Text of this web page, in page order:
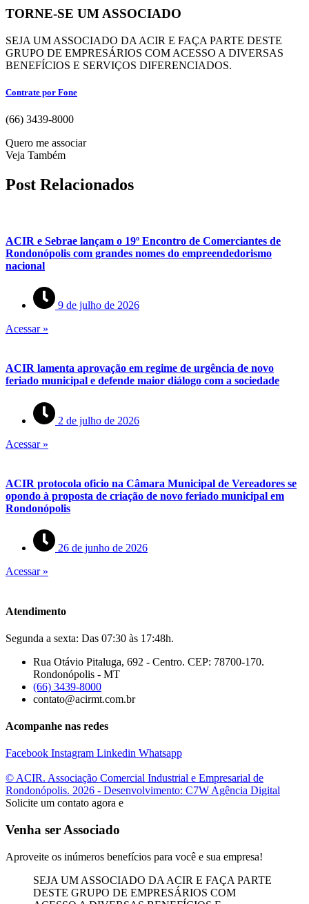
TORNE-SE UM ASSOCIADO
SEJA UM ASSOCIADO DA ACIR E FAÇA PARTE DESTE
GRUPO DE EMPRESÁRIOS COM ACESSO A DIVERSAS
BENEFÍCIOS E SERVIÇOS DIFERENCIADOS.
Contrate por Fone
(66) 3439-8000
Quero me associar
Veja Também
Post Relacionados
ACIR e Sebrae lançam o 19º Encontro de Comerciantes de
Rondonópolis com grandes nomes do empreendedorismo
nacional
9 de julho de 2026
Acessar »
ACIR lamenta aprovação em regime de urgência de novo
feriado municipal e defende maior diálogo com a sociedade
2 de julho de 2026
Acessar »
ACIR protocola oficio na Câmara Municipal de Vereadores se
opondo à proposta de criação de novo feriado municipal em
Rondonópolis
26 de junho de 2026
Acessar »
Atendimento
Segunda a sexta: Das 07:30 às 17:48h.
Rua Otávio Pitaluga, 692 - Centro. CEP: 78700-170.
Rondonópolis - MT
(66) 3439-8000
contato@acirmt.com.br
Acompanhe nas redes
Facebook Instagram Linkedin Whatsapp
© ACIR. Associação Comercial Industrial e Empresarial de
Rondonópolis. 2026 - Desenvolvimento: C7W Agência Digital
Solicite um contato agora e
Venha ser Associado
Aproveite os inúmeros benefícios para você e sua empresa!
SEJA UM ASSOCIADO DA ACIR E FAÇA PARTE
DESTE GRUPO DE EMPRESÁRIOS COM